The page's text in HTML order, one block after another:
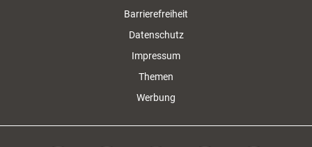
Barrierefreiheit
Datenschutz
Impressum
Themen
Werbung